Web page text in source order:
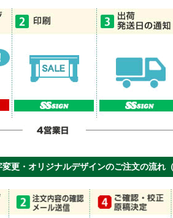
更・オリジナルデザインのご注文の流れ（